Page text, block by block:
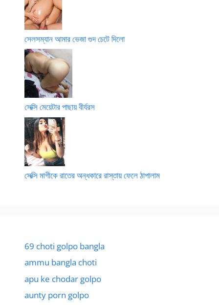
সেলসম্যান আমার ভেজা গুদ চেটে দিলো
সেক্সি মেয়েটার পাছায় বীর্যরস
সেক্সি মাগীকে রাতের অন্ধকারে রাস্তায় ফেলে ঠাপালাম
69 choti golpo bangla
ammu bangla choti
apu ke chodar golpo
aunty porn golpo